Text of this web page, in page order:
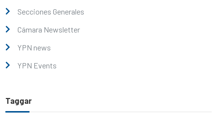
Secciones Generales
Cámara Newsletter
YPN news
YPN Events
Taggar